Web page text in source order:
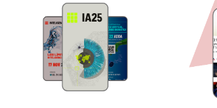
Quiénes somos
Especificaciones